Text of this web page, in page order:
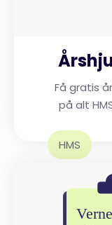
Få gratis
på alt
HMS